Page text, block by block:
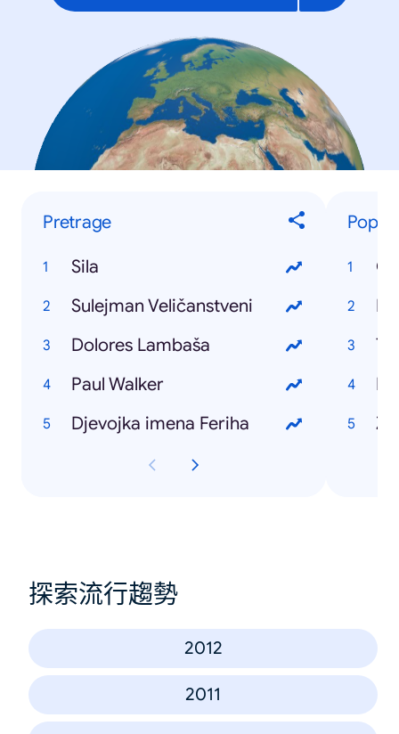
Pretrage
Sila
Sulejman Veličanstveni
Dolores Lambaša
Paul Walker
Djevojka imena Feriha
探索流行趨勢
2012
2011